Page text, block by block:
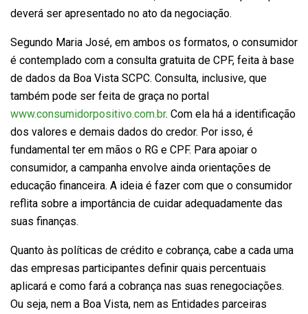
deverá ser apresentado no ato da negociação.
Segundo Maria José, em ambos os formatos, o consumidor
é contemplado com a consulta gratuita de CPF, feita à base
de dados da Boa Vista SCPC. Consulta, inclusive, que
também pode ser feita de graça no portal
www.consumidorpositivo.com.br. Com ela há a identificação
dos valores e demais dados do credor. Por isso, é
fundamental ter em mãos o RG e CPF. Para apoiar o
consumidor, a campanha envolve ainda orientações de
educação financeira. A ideia é fazer com que o consumidor
reflita sobre a importância de cuidar adequadamente das
suas finanças.
Quanto às políticas de crédito e cobrança, cabe a cada uma
das empresas participantes definir quais percentuais
aplicará e como fará a cobrança nas suas renegociações.
Ou seja, nem a Boa Vista, nem as Entidades parceiras